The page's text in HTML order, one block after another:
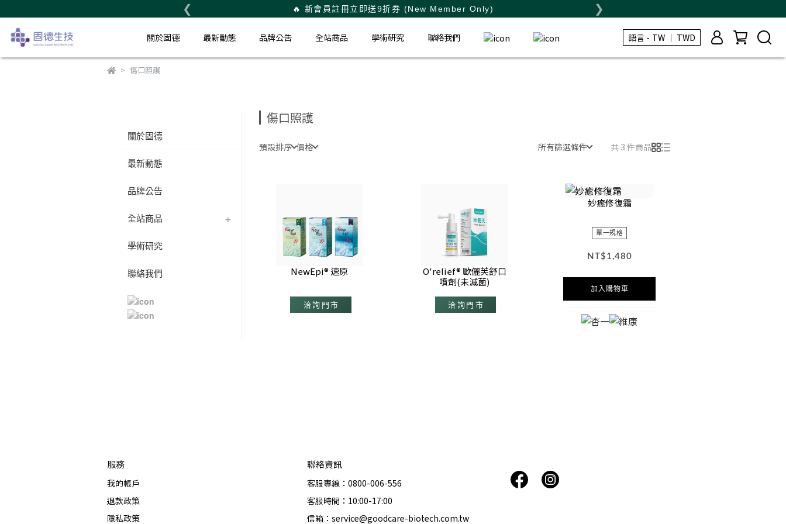
❮ 購物享紅利點數回饋 | 可折抵商品金額 ❯
關於固德 最新動態 品牌公告 全站商品 學術研究 聯絡我們 TW ｜ TWD
❮ 🔥 新會員註冊立即送9折券 (New Member Only) ❯
關於固德 最新動態 品牌公告 全站商品 學術研究 聯絡我們 TW ｜ TWD
傷口照護
關於固德
最新動態
品牌公告
全站商品
學術研究
聯絡我們
傷口照護
預設排序 價格 所有篩選條件 共 3 件商品
NewEpi® 速原
O'relief® 歐儷芙舒口
噴劑(未滅菌)
妙癒修復霜
單一規格
NT$1,480
加入購物車
服務
我的帳戶
退款政策
隱私政策
聯絡資訊
客服專線：0800-006-556
客服時間：10:00-17:00
信箱：service@goodcare-biotech.com.tw